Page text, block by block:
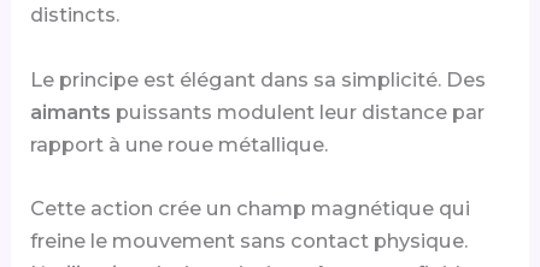
distincts.
Le principe est élégant dans sa simplicité. Des
aimants puissants modulent leur distance par
rapport à une roue métallique.
Cette action crée un champ magnétique qui
freine le mouvement sans contact physique.